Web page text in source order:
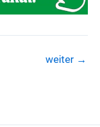
weiter →